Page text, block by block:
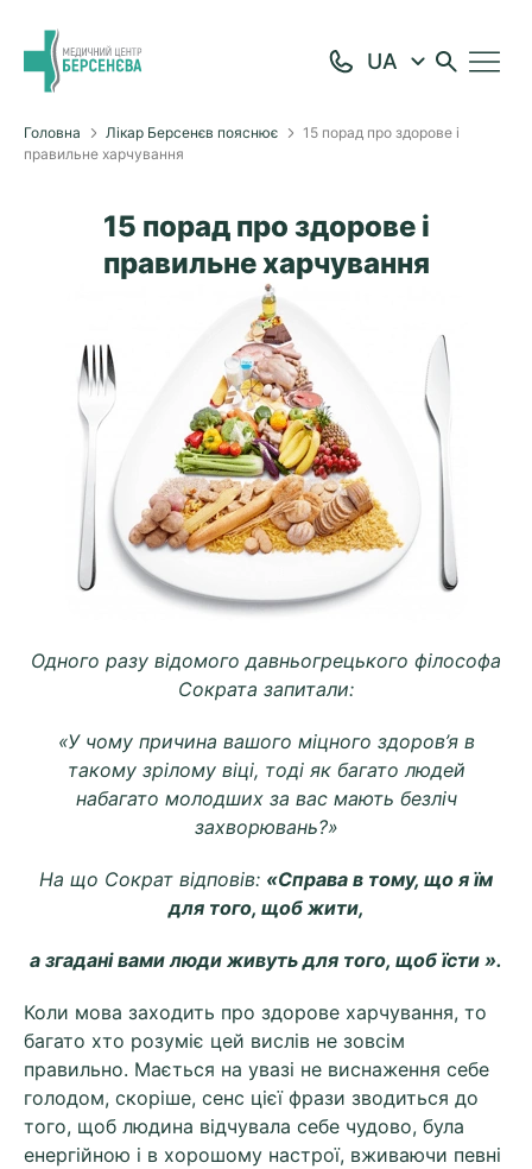
Головна Лікар Берсенєв пояснює
15 порад про здорове і
правильне харчування
15 порад про здорове і
правильне харчування
Одного разу відомого давньогрецького філософа
Сократа запитали:
«У чому причина вашого міцного здоров’я в
такому зрілому віці, тоді як багато людей
набагато молодших за вас мають безліч
захворювань?»
На що Сократ відповів: «Справа в тому, що я їм
для того, щоб жити,
а згадані вами люди живуть для того, щоб їсти ».
Коли мова заходить про здорове харчування, то
багато хто розуміє цей вислів не зовсім
правильно. Мається на увазі не виснаження себе
голодом, скоріше, сенс цієї фрази зводиться до
того, щоб людина відчувала себе чудово, була
енергійною і в хорошому настрої, вживаючи певні